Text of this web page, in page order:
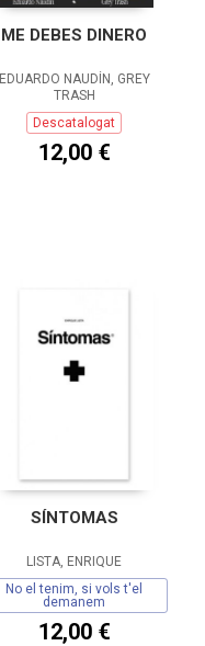
ME DEBES DINERO
EDUARDO NAUDÍN, GREY
TRASH
Descatalogat
12,00 €
SÍNTOMAS
LISTA, ENRIQUE
No el tenim, si vols t'el
demanem
12,00 €